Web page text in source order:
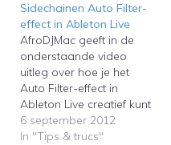
Sidechainen Auto Filter-
effect in Ableton Live
AfroDJMac geeft in de
onderstaande video
uitleg over hoe je het
Auto Filter-effect in
Ableton Live creatief kunt
inzetten. Wist je dat je
deze ook kunt
6 september 2012
In "Tips & trucs"